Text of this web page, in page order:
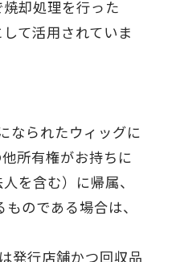
却処理を行った
て活用されていま
なられたウィッグに
所有権がお持ちに
を含む）に帰属、
のである場合は、
発行店舗かつ回収品